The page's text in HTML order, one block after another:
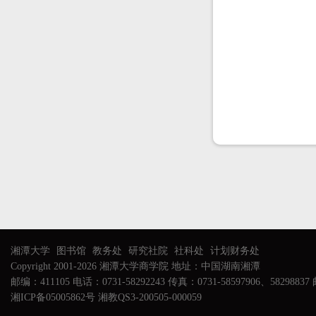
湘潭大学 图书馆 教务处 研究社院 社科处
计划财务处
Copyright 2001-2026 湘潭大学商学院 地址：中国湖南湘潭
邮编：411105 电话：0731-58292243 传真：0731-58597906、58298837
湘ICP备05005862号 湘教QS3-200505-000059